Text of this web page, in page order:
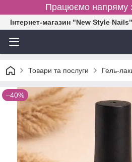
Працюємо напряму
Інтернет-магазин "New Style Nails"
Товари та послуги Гель-
–40%